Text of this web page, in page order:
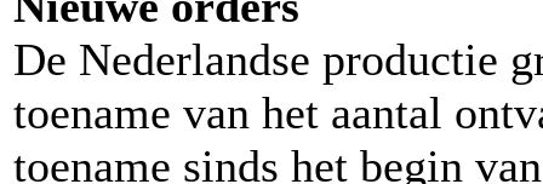
De Nederlandse productie
toename van het aantal
toename sinds het begin